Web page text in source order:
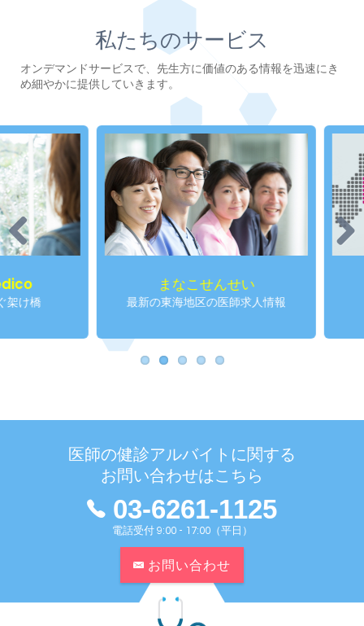
私たちのサービス
オンデマンドサービスで、先生方に価値のある情報を迅速にき
め細やかに提供していきます。
まなこせんせい
最新の東海地区の医師求人情報
Previous Next
医師の健診アルバイトに関する
お問い合わせはこちら
03-6261-1125
電話受付 9:00 - 17:00（平日）
お問い合わせ